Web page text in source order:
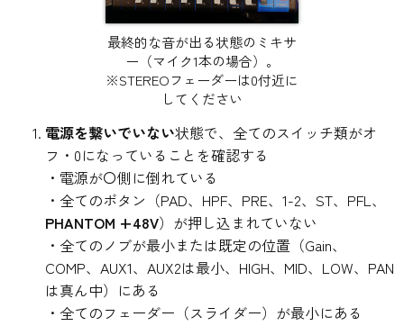
最終的な音が出る状態のミキサ
ー（マイク1本の場合）。
※STEREOフェーダーは0付近に
してください
電源を繋いでいない状態で、全てのスイッチ類がオ
フ・0になっていることを確認する
・電源が〇側に倒れている
・全てのボタン（PAD、HPF、PRE、1-2、ST、PFL、
PHANTOM +48V）が押し込まれていない
・全てのノブが最小または既定の位置（Gain、
COMP、AUX1、AUX2は最小、HIGH、MID、LOW、PAN
は真ん中）にある
・全てのフェーダー（スライダー）が最小にある